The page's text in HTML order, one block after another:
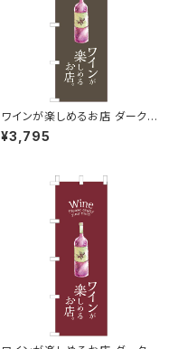
ワインが楽しめるお店 ダークカ
ラー のぼり旗
¥3,795